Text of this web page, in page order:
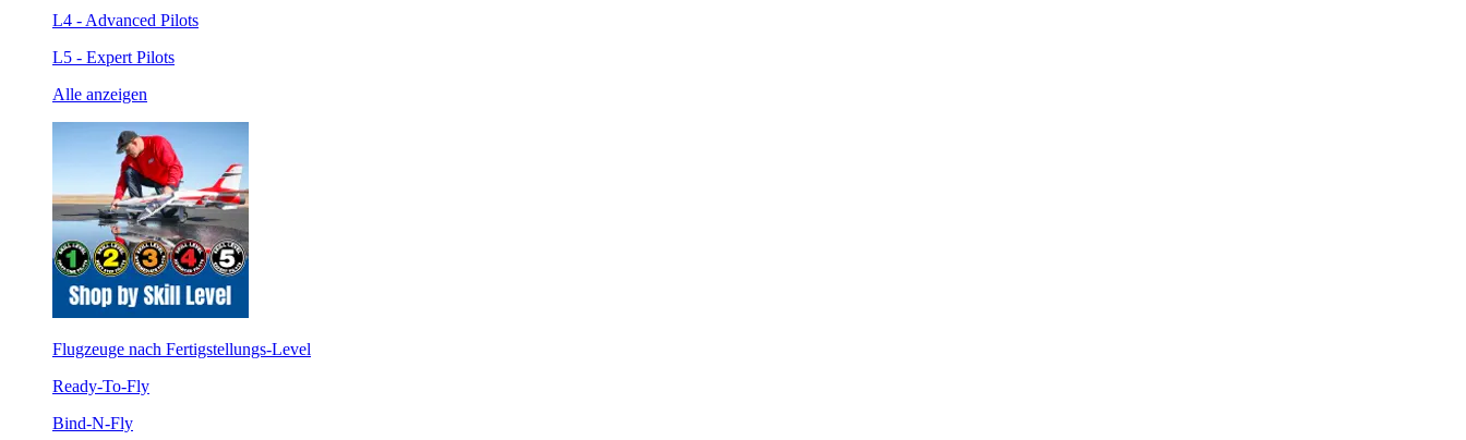
L4 - Advanced Pilots
L5 - Expert Pilots
Alle anzeigen
Flugzeuge nach Fertigstellungs-Level
Ready-To-Fly
Bind-N-Fly